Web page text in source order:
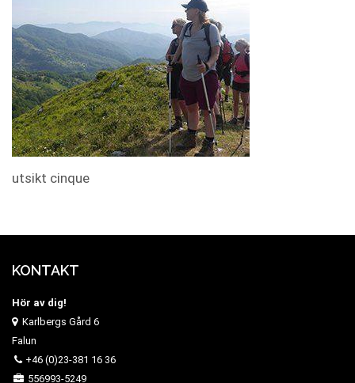
utsikt cinque
KONTAKT
Hör av dig!
Karlbergs Gård 6
Falun
+46 (0)23-381 16 36
556993-5249